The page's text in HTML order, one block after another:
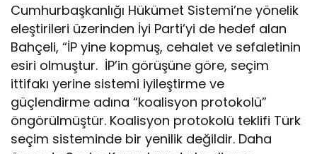
Cumhurbaşkanlığı Hükümet Sistemi’ne yönelik
eleştirileri üzerinden İyi Parti’yi de hedef alan
Bahçeli, “İP yine kopmuş, cehalet ve sefaletinin
esiri olmuştur. İP’in görüşüne göre, seçim
ittifakı yerine sistemi iyileştirme ve
güçlendirme adına “koalisyon protokolü”
öngörülmüştür. Koalisyon protokolü teklifi Türk
seçim sisteminde bir yenilik değildir. Daha